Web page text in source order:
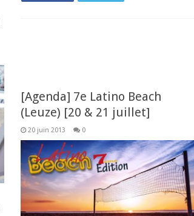
[Agenda] 7e Latino Beach
(Leuze) [20 & 21 juillet]
20 juin 2013 0